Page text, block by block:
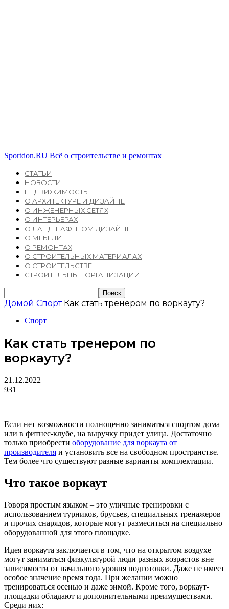
Sportdon.RU Всё о строительстве и ремонтах
СТАТЬИ
НОВОСТИ
НЕДВИЖИМОСТЬ
О АРХИТЕКТУРЕ И ДИЗАЙНЕ
О ИНЖЕНЕРНЫХ СЕТЯХ
О ИНТЕРЬЕРАХ
О ЛАНДШАФТНОМ ДИЗАЙНЕ
О МЕБЕЛИ
О РЕМОНТАХ
О СТРОИТЕЛЬНЫХ МАТЕРИАЛАХ
О СТРОИТЕЛЬСТВЕ
СТРОИТЕЛЬНЫЕ ОРГАНИЗАЦИИ
Домой Спорт Как стать тренером по воркауту?
Спорт
Как стать тренером по
воркауту?
21.12.2022
931
Если нет возможности полноценно заниматься спортом дома
или в фитнес-клубе, на выручку придет улица. Достаточно
только приобрести оборудование для воркаута от
производителя и установить все на свободном пространстве.
Тем более что существуют разные варианты комплектации.
Что такое воркаут
Говоря простым языком – это уличные тренировки с
использованием турников, брусьев, специальных тренажеров
и прочих снарядов, которые могут размеситься на специально
оборудованной для этого площадке.
Идея воркаута заключается в том, что на открытом воздухе
могут заниматься физкультурой люди разных возрастов вне
зависимости от начального уровня подготовки. Даже не имеет
особое значение время года. При желании можно
тренироваться осенью и даже зимой. Кроме того, воркаут-
площадки обладают и дополнительными преимуществами.
Среди них: